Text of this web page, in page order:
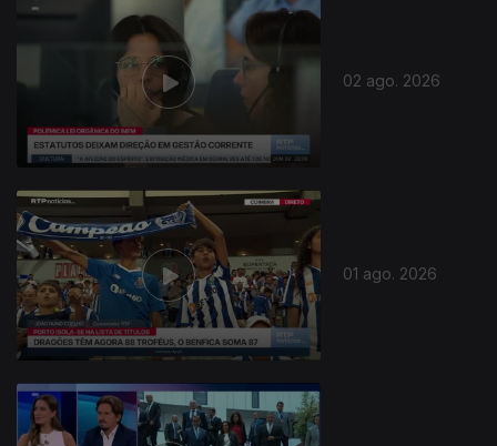
02 ago. 2026
01 ago. 2026